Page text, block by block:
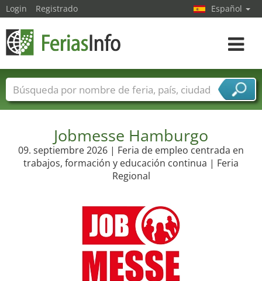
Jobmesse Hamburgo
09. septiembre 2026 | Feria de empleo centrada en
trabajos, formación y educación continua | Feria
Regional
Login Registrado Español
toggle
Nombres de ferias Países
Ciudades
Sectores de proveedor de servicios